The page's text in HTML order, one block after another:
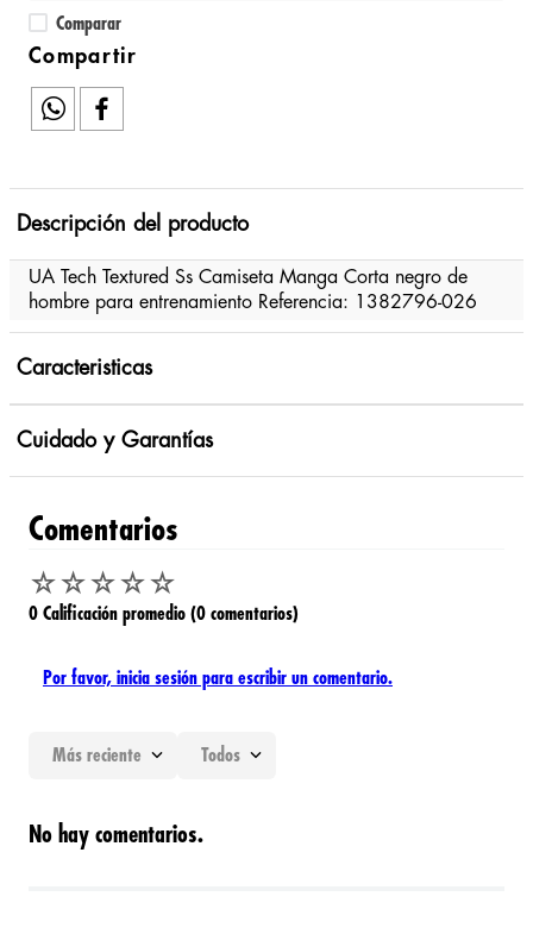
Comparar
Descripción del producto
UA Tech Textured Ss Camiseta Manga Corta negro de
hombre para entrenamiento Referencia: 1382796-026
Caracteristicas
Cuidado y Garantías
Comentarios
☆☆☆☆☆
0 Calificación promedio (0 comentarios)
Por favor, inicia sesión para escribir un comentario.
Más reciente Todos
No hay comentarios.